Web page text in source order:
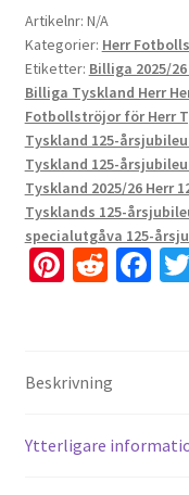
Artikelnr: N/A
Kategorier: Herr
Etiketter: Billiga 2025/
Billiga Tyskland Herr
Fotbollströjor för Herr
Tyskland 125-
Tyskland 125-
Tyskland 2025/26 Herr
Tysklands 125-
specialutgåva 125-
Pi
es
t
R
di
t
Fa
k
Beskrivning
Ytterligare